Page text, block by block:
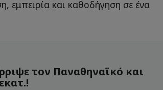
εμπειρία και καθοδήγηση σε ένα
τον Παναθηναϊκό και